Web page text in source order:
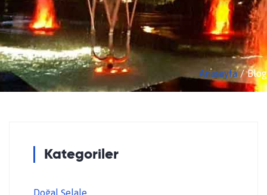
Anasayfa Blog
Kategoriler
Doğal Şelale